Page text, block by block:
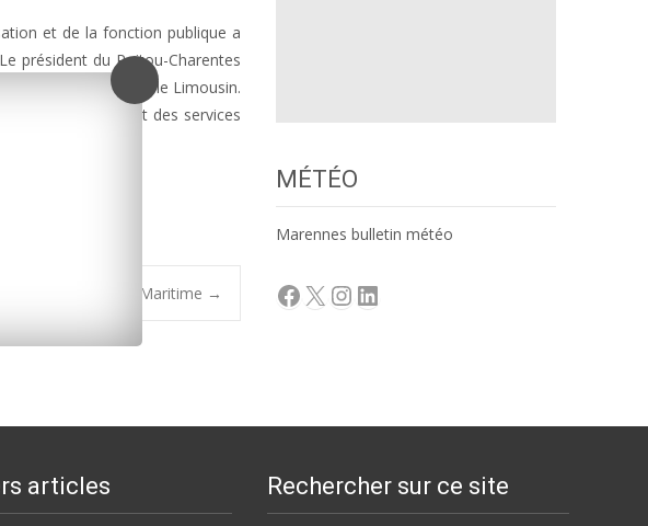
et de la fonction publique a
président du Poitou-Charentes
avec l’Aquitaine et le Limousin.
déménagement des services
en Charente-Maritime →
MÉTÉO
Marennes bulletin météo
Facebook
X Instagram
LinkedIn
articles Rechercher sur ce site